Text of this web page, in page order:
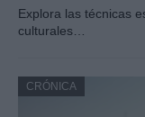
Explora las técnicas
culturales…
CRÓNICA